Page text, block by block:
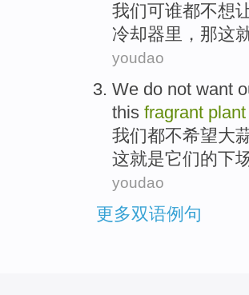
我们可谁都不想
冷却器里， 那这
youdao
We do not want
this fragrant plant
我们都不希望大
这就是它们的下场
youdao
更多双语例句